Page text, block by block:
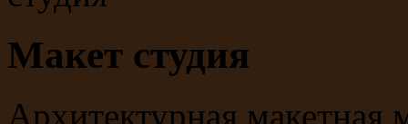
Макет студия
Архитектурная макетная